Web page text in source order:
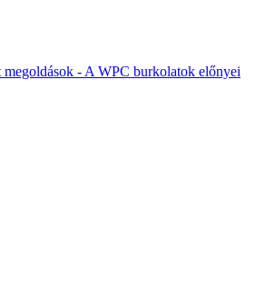
megoldások - A WPC burkolatok előnyei